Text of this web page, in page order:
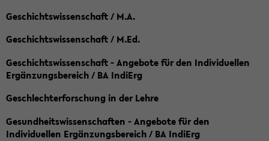
Geschichtswissenschaft / M.A.
Geschichtswissenschaft / M.Ed.
Geschichtswissenschaft - Angebote für den Individuellen
Ergänzungsbereich / BA IndiErg
Geschlechterforschung in der Lehre
Gesundheitswissenschaften - Angebote für den
Individuellen Ergänzungsbereich / BA IndiErg